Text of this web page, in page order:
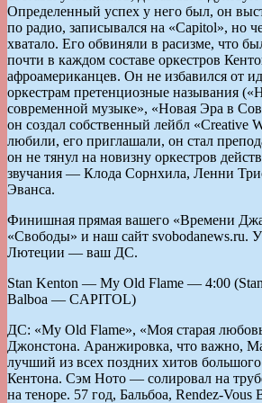
Определенный успех у него был, он
по радио, записывался на «Capitol», но
хватало. Его обвиняли в расизме, что
почти в каждом составе оркестров
афроамериканцев. Он не избавился от
оркестрам претенциозные называния
современной музыке», «Новая Эра в
он создал собственный лейбл «Creative
любили, его приглашали, он стал
он не тянул на новизну оркестров
звучания — Клода Сорнхила, Ленни
Эванса.
Финишная прямая вашего «Времени
«Свободы» и наш сайт svobodanews.ru.
Лютеции — ваш ДС.
Stan Kenton — My Old Flame — 4:00
Balboa — CAPITOL)
ДС: «My Old Flame», «Моя старая
Джонстона. Аранжировка, что важно,
лучший из всех поздних хитов большого
Кентона. Сэм Ното — солировал на
на теноре. 57 год, Бальбоа, Rendez-Vous